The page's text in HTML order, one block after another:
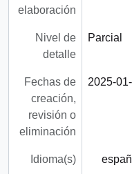
elaboración
Nivel de
detalle
Parcial
Fechas de
creación,
revisión o
eliminación
2025-
Idioma(s)